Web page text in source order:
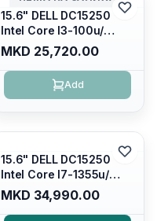
15.6" DELL DC15250
Intel Core I3-100u/
16GB DDR4/ 512GB SSD
M.2/ Iris Xe Graphics/
120Hz Anti-glare LED
Display/ Backlit Kb/
MKD 25,720.00
Add
15.6" DELL DC15250
Intel Core I7-1355u/
16GB DDR4 / 512GB SSD
M.2 2230/ Intel UHD
MKD 34,990.00